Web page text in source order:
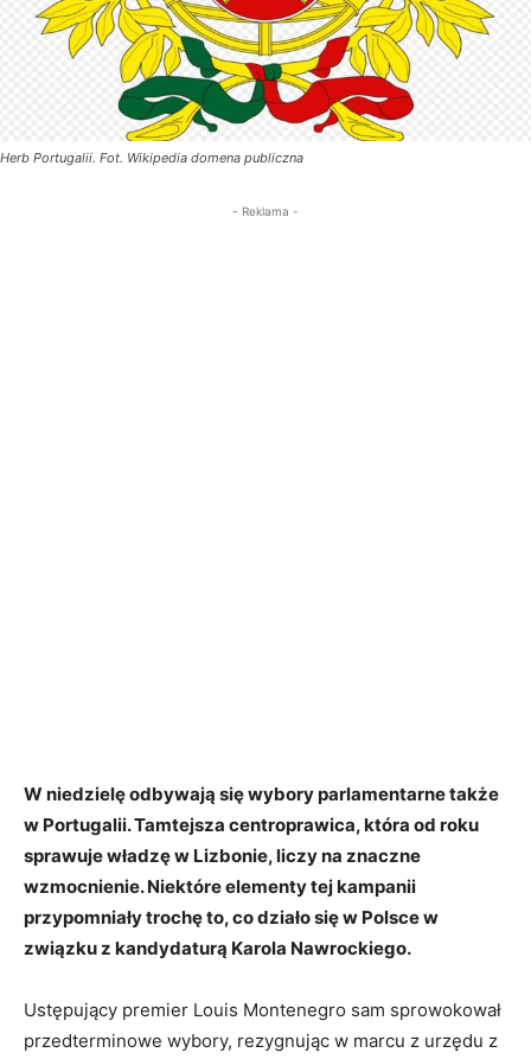
Herb Portugalii. Fot. Wikipedia domena publiczna
- Reklama -
W niedzielę odbywają się wybory parlamentarne także
w Portugalii. Tamtejsza centroprawica, która od roku
sprawuje władzę w Lizbonie, liczy na znaczne
wzmocnienie. Niektóre elementy tej kampanii
przypomniały trochę to, co działo się w Polsce w
związku z kandydaturą Karola Nawrockiego.
Ustępujący premier Louis Montenegro sam sprowokował
przedterminowe wybory, rezygnując w marcu z urzędu z